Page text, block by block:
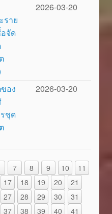
ราย
จัด
2026-03-20
อง
ชุด
2026-03-20
7 8 9 10
11
17 18 19 20
21
27 28 29 30
31
37 38 39 40
41